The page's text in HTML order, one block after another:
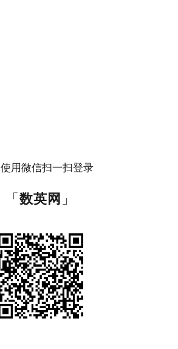
使用微信扫一扫登录
「数英网 」